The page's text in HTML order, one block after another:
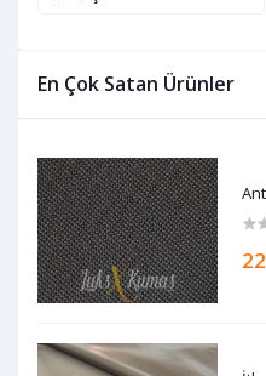
En Çok Satan Ürünler